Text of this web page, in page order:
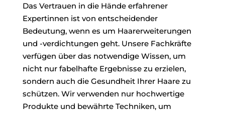
Das Vertrauen in die Hände erfahrener
Expertinnen ist von entscheidender
Bedeutung, wenn es um Haarerweiterungen
und -verdichtungen geht. Unsere Fachkräfte
verfügen über das notwendige Wissen, um
nicht nur fabelhafte Ergebnisse zu erzielen,
sondern auch die Gesundheit Ihrer Haare zu
schützen. Wir verwenden nur hochwertige
Produkte und bewährte Techniken, um